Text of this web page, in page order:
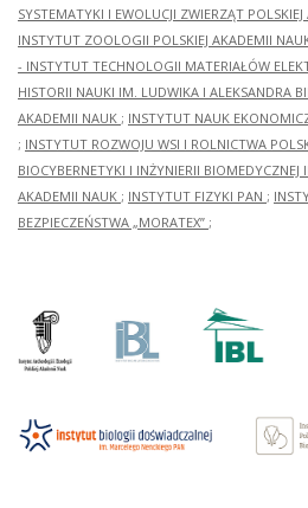
SYSTEMATYKI I EWOLUCJI ZWIERZĄT
INSTYTUT ZOOLOGII POLSKIEJ AKADEMII
- INSTYTUT TECHNOLOGII MATERIAŁÓW
HISTORII NAUKI IM. LUDWIKA I ALEKSANDRA
AKADEMII NAUK ; INSTYTUT NAUK
; INSTYTUT ROZWOJU WSI I ROLNICTWA
BIOCYBERNETYKI I INŻYNIERII BIOMEDYCZNEJ
AKADEMII NAUK ; INSTYTUT FIZYKI PAN ;
BEZPIECZEŃSTWA „MORATEX” ;